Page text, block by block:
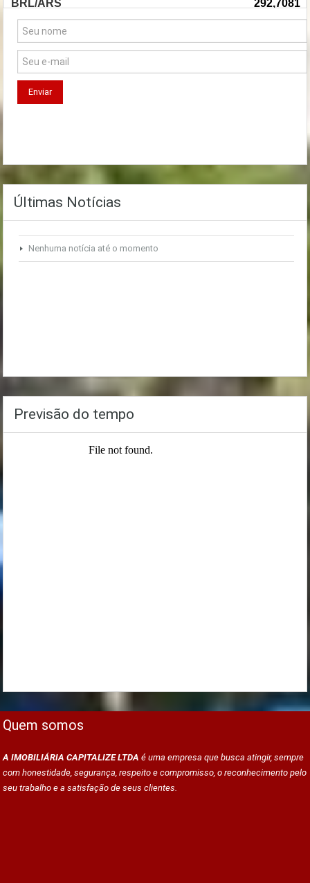
Últimas Notícias
Nenhuma notícia até o momento
Previsão do tempo
Quem somos
A IMOBILIÁRIA CAPITALIZE LTDA é uma empresa que busca atingir, sempre
com honestidade, segurança, respeito e compromisso, o reconhecimento pelo
seu trabalho e a satisfação de seus clientes.